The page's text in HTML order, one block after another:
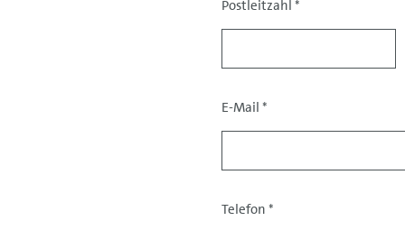
Postleitzahl*
Kontaktdaten
E-Mail*
Telefon*